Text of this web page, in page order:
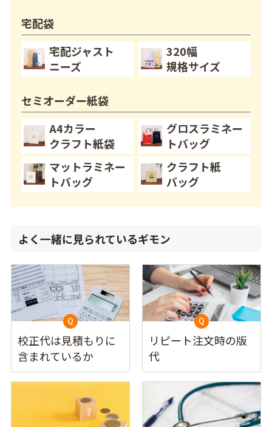
宅配袋
宅配ジャスト
ニーズ
320幅
規格サイズ
セミオーダー紙袋
A4カラー
クラフト紙袋
グロスラミネー
トバッグ
マットラミネー
トバッグ
クラフト紙
バッグ
よく一緒に見られているギモン
校正代は見積もりに
含まれているか
リピート注文時の版
代